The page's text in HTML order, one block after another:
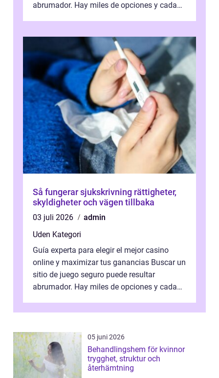
abrumador. Hay miles de opciones y cada
Så fungerar sjukskrivning rättigheter,
skyldigheter och vägen tillbaka
03 juli 2026
admin
Uden Kategori
Guía experta para elegir el mejor casino
online y maximizar tus ganancias Buscar un
sitio de juego seguro puede resultar
abrumador. Hay miles de opciones y cada
05 juni 2026
Behandlingshem för kvinnor
trygghet, struktur och
återhämtning